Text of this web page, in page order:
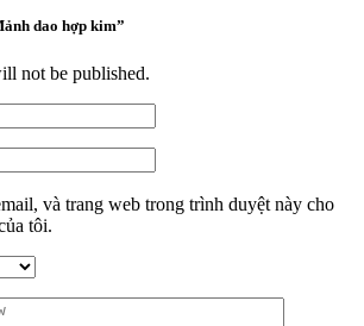
dao hợp kim”
not be published.
và trang web trong trình duyệt này cho
tôi.